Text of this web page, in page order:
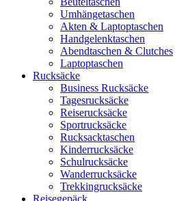
Umhängetaschen
Akten & Laptoptaschen
Handgelenktaschen
Abendtaschen & Clutches
Laptoptaschen
Rucksäcke
Business Rucksäcke
Tagesrucksäcke
Reiserucksäcke
Sportrucksäcke
Rucksacktaschen
Kinderrucksäcke
Schulrucksäcke
Wanderrucksäcke
Trekkingrucksäcke
Reisegepäck